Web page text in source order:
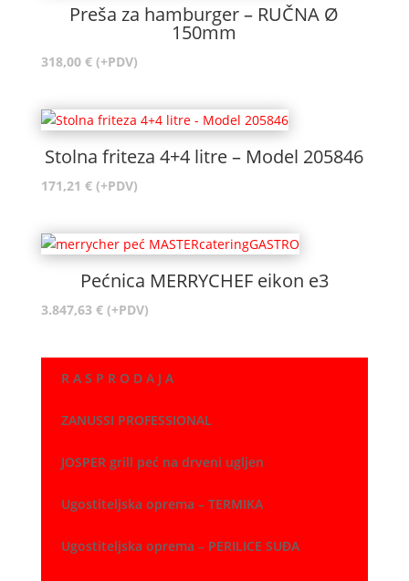
Preša za hamburger – RUČNA Ø
150mm
318,00 € (+PDV)
Stolna friteza 4+4 litre – Model 205846
171,21 € (+PDV)
Pećnica MERRYCHEF eikon e3
3.847,63 € (+PDV)
R A S P R O D A J A
ZANUSSI PROFESSIONAL
JOSPER grill peć na drveni ugljen
Ugostiteljska oprema – TERMIKA
Ugostiteljska oprema – PERILICE SUĐA